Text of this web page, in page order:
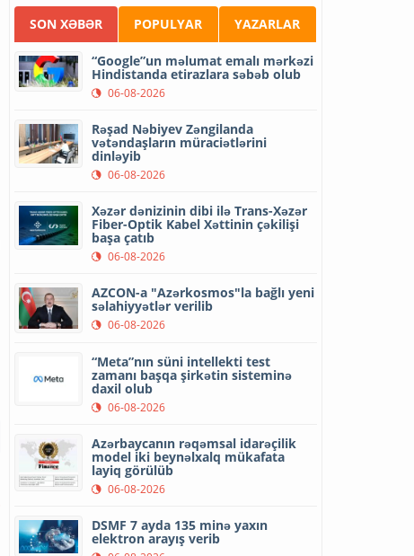
SON XƏBƏR POPULYAR YAZARLAR
“Google”un məlumat emalı mərkəzi
Hindistanda etirazlara səbəb olub
06-08-2026
Rəşad Nəbiyev Zəngilanda
vətəndaşların müraciətlərini
dinləyib
06-08-2026
Xəzər dənizinin dibi ilə Trans-Xəzər
Fiber-Optik Kabel Xəttinin çəkilişi
başa çatıb
06-08-2026
AZCON-a "Azərkosmos"la bağlı yeni
səlahiyyətlər verilib
06-08-2026
“Meta”nın süni intellekti test
zamanı başqa şirkətin sisteminə
daxil olub
06-08-2026
Azərbaycanın rəqəmsal idarəçilik
model iki beynəlxalq mükafata
layiq görülüb
06-08-2026
DSMF 7 ayda 135 minə yaxın
elektron arayış verib